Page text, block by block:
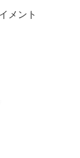
メント